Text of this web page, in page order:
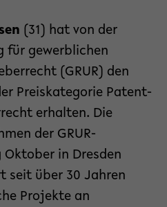
(31) hat von der
für gewerblichen
(GRUR) den
Preiskategorie Patent-
erhalten. Die
der GRUR-
in Dresden
seit über 30 Jahren
Projekte an